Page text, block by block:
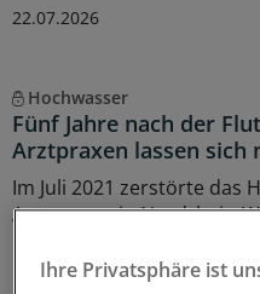
22.07.2026
Hochwasser
Fünf Jahre nach der
Arztpraxen lassen sich
Im Juli 2021 zerstörte das
Arztpraxen in Nordrhein-
Unterstützung gab es
Ihre Privatsphäre ist